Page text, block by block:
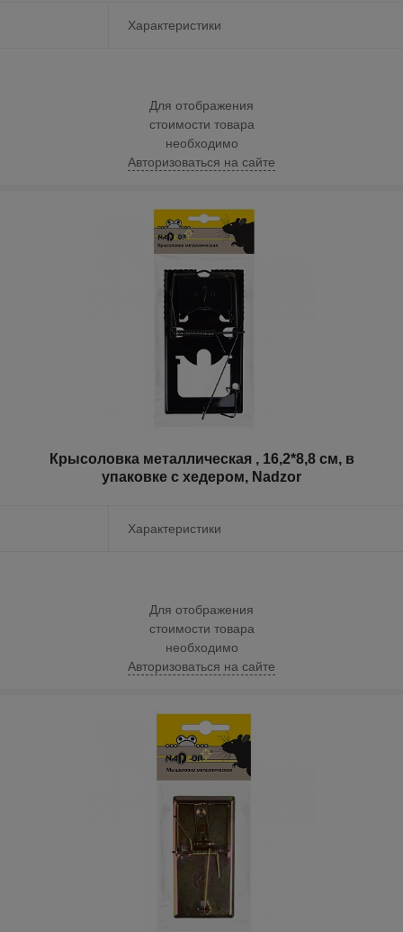
Характеристики
Для отображения
стоимости товара
необходимо
Авторизоваться на сайте
Крысоловка металлическая , 16,2*8,8 см, в
упаковке с хедером, Nadzor
Характеристики
Для отображения
стоимости товара
необходимо
Авторизоваться на сайте